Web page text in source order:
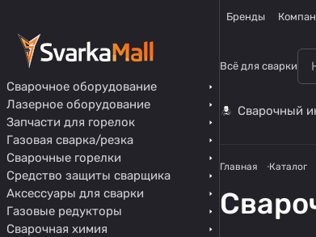
Бренды
Всё для сварки
Сварочный
Главная Каталог
Сварочное оборудование
Лазерное оборудование
Запчасти для горелок
Газовая сварка/резка
Сварочные горелки
Средство защиты сварщика
Аксессуары для сварки
Газовые редукторы
Сварочная химия